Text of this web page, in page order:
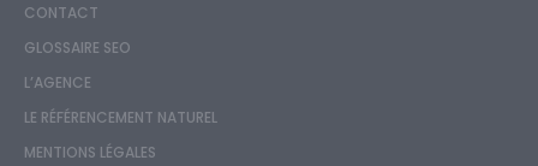
CONTACT
GLOSSAIRE SEO
L’AGENCE
LE RÉFÉRENCEMENT NATUREL
MENTIONS LÉGALES